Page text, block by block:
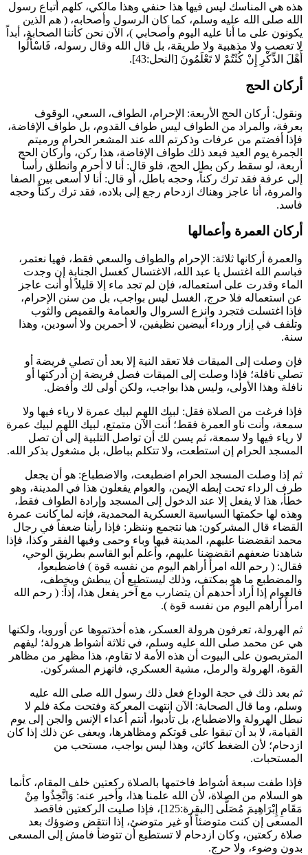
هذه هي المناسك ليس فيها هذا حنفي وهذا مالكي، كلهم أتباع رسول
الله صلى الله عليه وسلم، كما كان الرسول وأصحابه، ( هم الذين
يكونون على ما أنا عليه اليوم وأصحابي )، الآن نحن كأننا الصحابة، أبداً
لا تعصب ولا مذهبية ولا طريقة، بل قال الله وقال رسوله، فَاسْأَلُوا
أَهْلَ الذِّكْرِ إِنْ كُنْتُمْ لا تَعْلَمُونَ [النحل:43].
أركان الحج
ونقول: أركان الحج الأربعة: الإحرام، الطواف، السعي، الوقوف
بعرفة، والمراد من الطواف ليس طواف القدوم، بل طواف الإفاضة،
فإذا أفضتم من عرفات وذكرتم الله عند المشعر الحرام ورميتم
الجمرة يوم العيد فبعد ذلك طواف الإفاضة، هذا ركن، وأركان الحج
أربعة، لو سقط ركن بطل الحج، فلو قال: أنا لا أحرم وانطلق رأساً
إلى عرفة فقد ترك ركناً، وحجه باطل، أو قال: أنا لا أسعى بين الصفا
والمروة، أنا عاجز وهناك ازدحام رجع إلى بلاده، فقد ترك ركناً وحجه
فاسد.
أركان العمرة وأعمالها
والعمرة أركانها ثلاثة: الإحرام والطواف والسعي فقط، فهيا نعتمر،
فباسم الله اغتسل يا عبد الله، الاغتسال كغسل الجنابة إن وجدت
الماء وقدرت على استعماله، فإن لم تجد ماء إلا قليلاً أو أنت عاجز
عن استعماله فلا حرج، الغسل ليس بواجب، بل من سنن الإحرام،
فإذا اغتسلت فتجرد وانزع السروال والعمامة والقميص والثوب
وتلفف في إزار ورداء أبيضين نظيفين، لا أحمرين ولا أسودين، وهذا
سنة.
فإن وصلت إلى الميقات فلا تعقد النية إلا بعد أن تصلي فريضة أو
تصلي نافلة؛ فإذا وصلت إلى الميقات فصل فريضة إن أدركتها أو
نافلة وهذا الأولى، وليس هذا بواجب، ولكن أولى لك وأفضل.
فإذا فرغت من الصلاة فقل: لبيك اللهم لبيك عمرة لا رياء فيها ولا
سمعة، وأنت ناو العمرة فقط؛ أنت الآن متمتع، لبيك اللهم لبيك عمرة
لا رياء فيها ولا سمعة، ثم يسن لك أن تواصل التلبية إلى أن تصل
المسجد الحرام إن استطعت، ولا تتكلم بباطل، بل مشغول بذكر الله.
ثم إذا وصلت المسجد الحرام اضطبعت، والاضطباع: هو أن يجعل
طرف الرداء تحت إبطه الإيمن، والعوام يفعلون هذا في المدينة، وهو
خطأ، هذا لا يفعل إلا عند الدخول إلى المسجد وإرادة الطواف فقط،
وهذه لها حكمتها السياسية العسكرية المحمدية، فإنه لما كانت عمرة
القضاء قال المشركون: هيا نتجمع وننظر: فإذا رأينا ضعفاً في رجال
محمد انقضضنا عليهم، المدينة فيها وباء وحمى وفيها الفقر وكذا، فإذا
شاهدنا ضعفهم انقضضنا عليهم، وأعلم أبو القاسم بطريق الوحي،
فقال: ( رحم الله امرأً أراهم اليوم من نفسه قوة ) فاضطبعوا،
والمضطبع ما هو بمكتف، وذلك ليستطيع أن يبطش ويخطف،
فالعوام إذا أراد أحدهم أن يتضارب مع آخر يفعل هذا، إذاً: ( رحم الله
امرأً أراهم اليوم من نفسه قوة ).
ثم الهرولة، تعرفون هرولة العسكر، هذه أخذتموها عن أوروبا، ولكنها
هي عن محمد صلى الله عليه وسلم، في ثلاثة أشواط هرولة؛ ليفهم
المتربصون على البيوت أن هذه الأمة لا تقاوم، هذا مظهر من مظاهر
القوة، الهرولة والرمل، مشية العسكري، فانهزم المشركون.
ثم بعد ذلك في حجة الوداع فعل ذلك رسول الله صلى الله عليه
وسلم، وما قال الصحابة: الآن انتهت المعركة وفتحت مكة فلم لا
نبطل الهرولة والاضطباع، بل تأدبوا، أنتم أعداء الإنس والجن إلى يوم
القيامة، لا بد أن تبقوا على قوتكم ومظاهرها، ويعفى عن ذلك إذا كان
ازدحام؛ لأن الضغط كائن، وهذا ليس بواجب، مستحب من
المستحبات.
فإذا طفت سبعة أشواط فاختمها بالصلاة ركعتين خلف المقام، كأنما
هو السلام من الصلاة، لأن الله علمنا هذا، وأخبر عنه: وَاتَّخِذُوا مِنْ
مَقَامِ إِبْرَاهِيمَ مُصَلًّى
[البقرة:125]، فإذا صليت الركعتين فاقصد
المسعى إن كنت متوضئاً أو غير متوضئ، إذا انتقض وضوؤك بعد
صلاة ركعتين، وكان ازدحام لا تستطيع أن تتوضأ فامش إلى المسعى
بدون وضوء، ولا حرج.